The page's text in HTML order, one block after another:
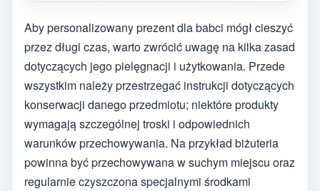
Aby personalizowany prezent dla babci mógł cieszyć
przez długi czas, warto zwrócić uwagę na kilka zasad
dotyczących jego pielęgnacji i użytkowania. Przede
wszystkim należy przestrzegać instrukcji dotyczących
konserwacji danego przedmiotu; niektóre produkty
wymagają szczególnej troski i odpowiednich
warunków przechowywania. Na przykład biżuteria
powinna być przechowywana w suchym miejscu oraz
regularnie czyszczona specjalnymi środkami